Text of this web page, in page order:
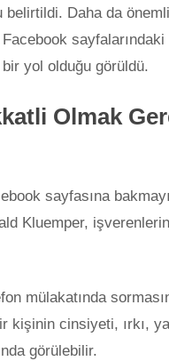
belirtildi. Daha da
yol olduğu görüldü.
Olmak
sayfasına
Kluemper,
mülakatında
kişinin cinsiyeti, ırkı,
görülebilir.